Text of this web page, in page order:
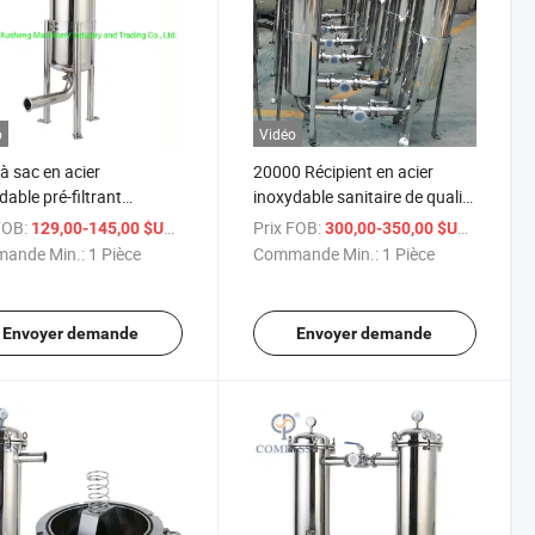
sac en acier
pré-filtrant
hygiénique à entrée
pour le traitement
129,00-145,00 $US
Min.: 1 Pièce
Envoyer demande
Vidéo
20000 Récipient en acier
inoxydable sanitaire de qualité
alimentaire SS304 Entrée
latérale 1PC 1# Filtre à sac en
Prix FOB: 300,00-350,00 $US
Commande Min.: 1 Pièce
Envoyer demande